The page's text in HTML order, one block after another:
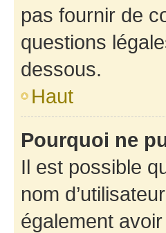
pas fournir de
questions
dessous.
Haut
Pourquoi ne
Il est possible
nom
également